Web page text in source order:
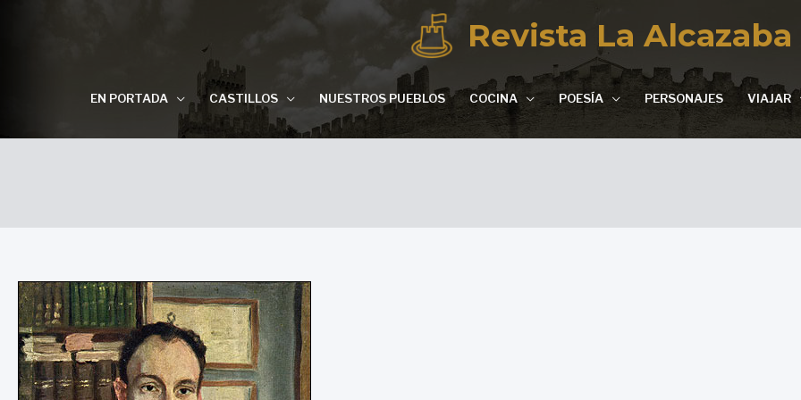
Revista La Alcazaba
EN PORTADA CASTILLOS NUESTROS PUEBLOS COCINA POESÍA PERSONAJES VIAJAR